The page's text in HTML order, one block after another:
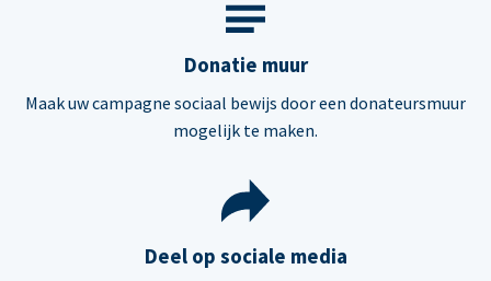
Donatie muur
Maak uw campagne sociaal bewijs door een donateursmuur
mogelijk te maken.
Deel op sociale media